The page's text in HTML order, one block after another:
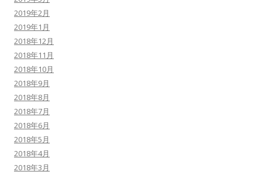
2019年2月
2019年1月
2018年12月
2018年11月
2018年10月
2018年9月
2018年8月
2018年7月
2018年6月
2018年5月
2018年4月
2018年3月